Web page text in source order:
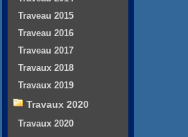
Traveau 2015
Traveau 2016
Traveau 2017
Travaux 2018
Travaux 2019
Travaux 2020
Travaux 2020